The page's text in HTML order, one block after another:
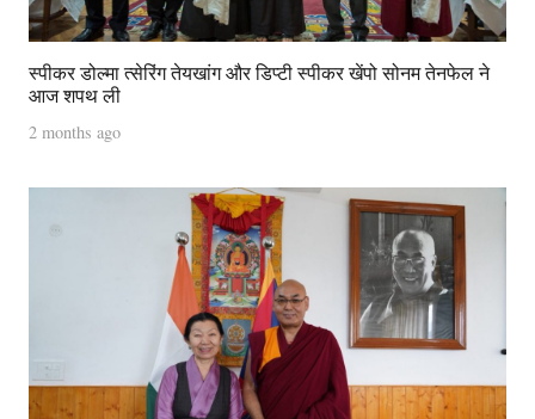
स्पीकर डोल्मा त्सेरिंग तेयखांग और डिप्टी स्पीकर खेंपो सोनम तेनफेल ने
आज शपथ ली
2 months ago